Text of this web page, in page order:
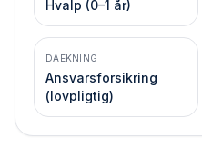
Hvalp (0–1 år)
DAEKNING
Ansvarsforsikring
(lovpligtig)